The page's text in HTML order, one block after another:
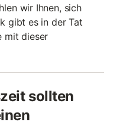
wir Ihnen, sich
gibt es in der Tat
mit dieser
sollten